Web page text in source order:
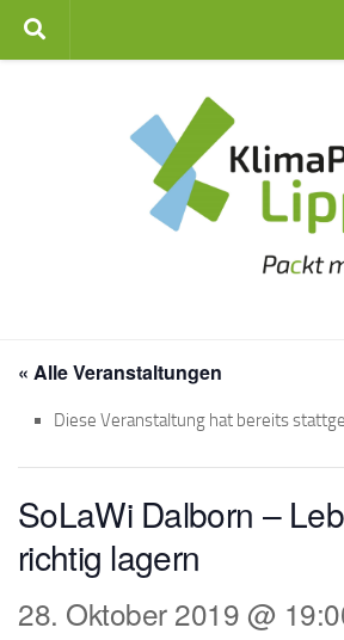
Zum Inhalt springen
« Alle Veranstaltungen
Diese Veranstaltung hat bereits
SoLaWi Dalborn –
richtig lagern
28. Oktober 2019 @